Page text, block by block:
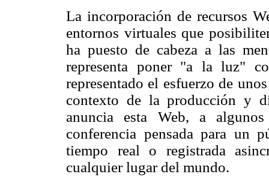
La incorporación de recursos
entornos virtuales que
ha puesto de cabeza a las
representa poner "a la luz"
representado el esfuerzo de
contexto de la producción y
anuncia esta Web, a
conferencia pensada para un
tiempo real o registrada
cualquier lugar del mundo.